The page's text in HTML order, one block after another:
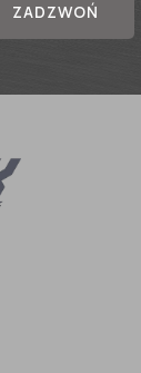
ZADZWOŃ